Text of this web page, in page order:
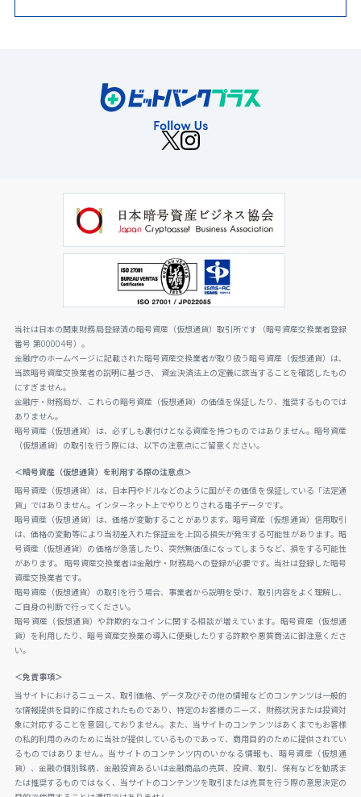
当社は日本の関東財務局登録済の暗号資産（仮想通貨）取引所です（暗号資産交換業者登録
番号 第00004号）。
金融庁のホームページに記載された暗号資産交換業者が取り扱う暗号資産（仮想通貨）は、
当該暗号資産交換業者の説明に基づき、 資金決済法上の定義に該当することを確認したもの
にすぎません。
金融庁・財務局が、これらの暗号資産（仮想通貨）の価値を保証したり、推奨するものでは
ありません。
暗号資産（仮想通貨）は、必ずしも裏付けとなる資産を持つものではありません。暗号資産
（仮想通貨）の取引を行う際には、以下の注意点にご留意ください。
＜暗号資産（仮想通貨）を利用する際の注意点＞
暗号資産（仮想通貨）は、日本円やドルなどのように国がその価値を保証している「法定通
貨」ではありません。インターネット上でやりとりされる電子データです。
暗号資産（仮想通貨）は、価格が変動することがあります。暗号資産（仮想通貨）信用取引
は、価格の変動等により当初差入れた保証金を上回る損失が発生する可能性があります。暗
号資産（仮想通貨）の価格が急落したり、突然無価値になってしまうなど、損をする可能性
があります。 暗号資産交換業者は金融庁・財務局への登録が必要です。当社は登録した暗号
資産交換業者です。
暗号資産（仮想通貨）の取引を行う場合、事業者から説明を受け、取引内容をよく理解し、
ご自身の判断で行ってください。
暗号資産（仮想通貨）や詐欺的なコインに関する相談が増えています。暗号資産（仮想通
貨）を利用したり、暗号資産交換業の導入に便乗したりする詐欺や悪質商法に御注意くださ
い。
＜免責事項＞
当サイトにおけるニュース、取引価格、データ及びその他の情報などのコンテンツは一般的
な情報提供を目的に作成されたものであり、特定のお客様のニーズ、財務状況または投資対
象に対応することを意図しておりません。また、当サイトのコンテンツはあくまでもお客様
の私的利用のみのために当社が提供しているものであって、商用目的のために提供されてい
るものではありません。当サイトのコンテンツ内のいかなる情報も、暗号資産（仮想通
貨）、金融の個別銘柄、金融投資あるいは金融商品の売買、投資、取引、保有などを勧誘ま
たは推奨するものではなく、当サイトのコンテンツを取引または売買を行う際の意思決定の